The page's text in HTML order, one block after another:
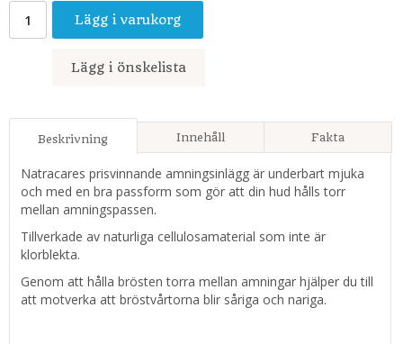
Lägg i varukorg
Lägg i önskelista
Beskrivning Innehåll Fakta
Natracares prisvinnande amningsinlägg är underbart mjuka
och med en bra passform som gör att din hud hålls torr
mellan amningspassen.
Tillverkade av naturliga cellulosamaterial som inte är
klorblekta.
Genom att hålla brösten torra mellan amningar hjälper du till
att motverka att bröstvårtorna blir såriga och nariga.